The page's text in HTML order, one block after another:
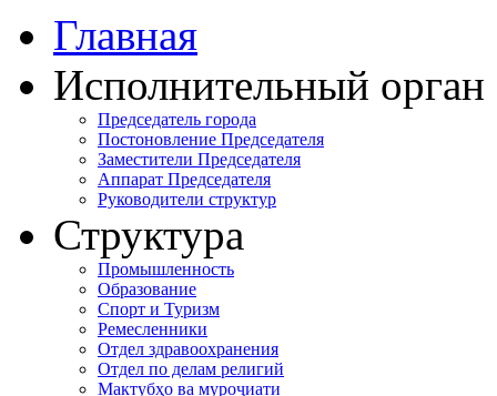
Главная
Исполнительный орган
Председатель города
Постоновление Председателя
Заместители Председателя
Аппарат Председателя
Руководители структур
Структура
Промышленность
Образование
Спорт и Туризм
Ремесленники
Отдел здравоохранения
Отдел по делам религий
Мактубҳо ва муроҷиати